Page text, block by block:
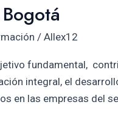
/Allex12
fundamental,
integral, el
en las empresas del